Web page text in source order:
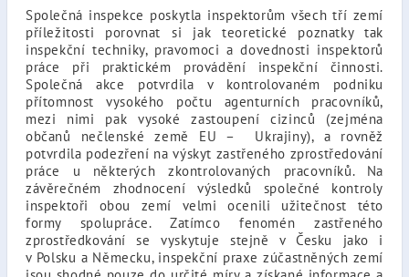
Společná inspekce poskytla inspektorům všech tří zemí
příležitosti porovnat si jak teoretické poznatky tak
inspekční techniky, pravomoci a dovednosti inspektorů
práce při praktickém provádění inspekční činnosti.
Společná akce potvrdila v kontrolovaném podniku
přítomnost vysokého počtu agenturních pracovníků,
mezi nimi pak vysoké zastoupení cizinců (zejména
občanů nečlenské země EU – Ukrajiny), a rovněž
potvrdila podezření na výskyt zastřeného zprostředování
práce u některých zkontrolovaných pracovníků. Na
závěrečném zhodnocení výsledků společné kontroly
inspektoři obou zemí velmi ocenili užitečnost této
formy spolupráce. Zatímco fenomén zastřeného
zprostředkování se vyskytuje stejně v Česku jako i
v Polsku a Německu, inspekční praxe zúčastněných zemí